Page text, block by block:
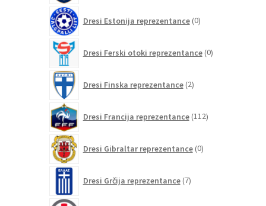
Dresi Estonija reprezentance 0izdelkov
Dresi Ferski otoki reprezentance 0izdelkov
Dresi Finska reprezentance 2izdelka
Dresi Francija reprezentance 112izdelkov
Dresi Gibraltar reprezentance 0izdelkov
Dresi Grčija reprezentance 7izdelkov